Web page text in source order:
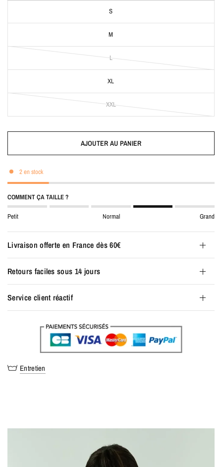
S
M
L
XL
XXL
AJOUTER AU PANIER
2 en stock
COMMENT ÇA TAILLE ?
Petit Normal Grand
Livraison offerte en France dès 60€
Retours faciles sous 14 jours
Service client réactif
Entretien